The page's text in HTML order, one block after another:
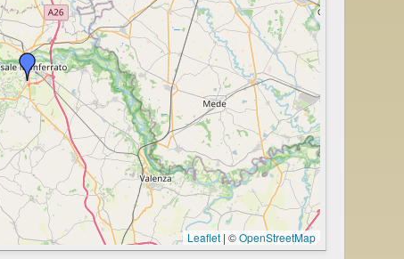
Leaflet | ©OpenStreetMap